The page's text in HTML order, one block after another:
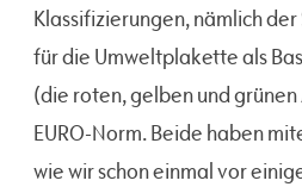
Klassifizierungen, nämlich
für die Umweltplakette als
(die roten, gelben und
EURO-Norm. Beide haben
wie wir schon einmal vor